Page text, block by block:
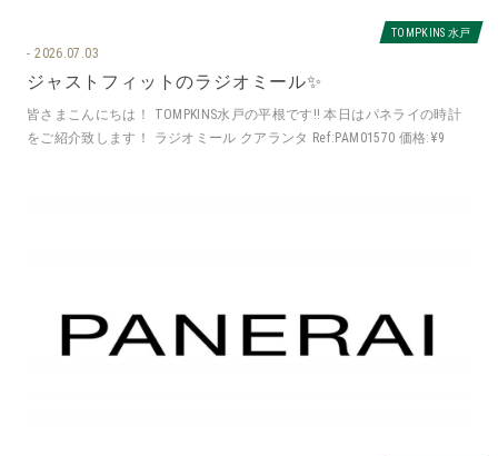
TOMPKINS 水戸
2026.07.03
ジャストフィットのラジオミール✨
皆さまこんにちは！ TOMPKINS水戸の平根です‼️ 本日はパネライの時計
をご紹介致します！ ラジオミール クアランタ Ref:PAM01570 価格:¥9